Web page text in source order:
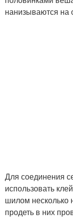
нанизываются на
Для соединения
использовать
шилом несколько
продеть в них